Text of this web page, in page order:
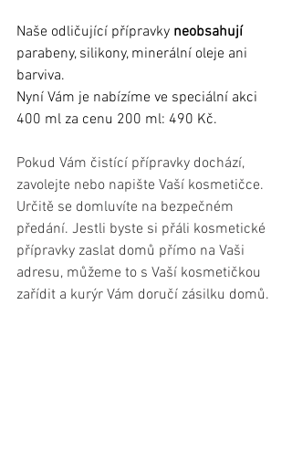
Naše odličující přípravky neobsahují
parabeny, silikony, minerální oleje ani
barviva.
Nyní Vám je nabízíme ve speciální akci
400 ml za cenu 200 ml: 490 Kč.
Pokud Vám čistící přípravky dochází,
zavolejte nebo napište Vaší kosmetičce.
Určitě se domluvíte na bezpečném
předání. Jestli byste si přáli kosmetické
přípravky zaslat domů přímo na Vaši
adresu, můžeme to s Vaší kosmetičkou
zařídit a kurýr Vám doručí zásilku domů.